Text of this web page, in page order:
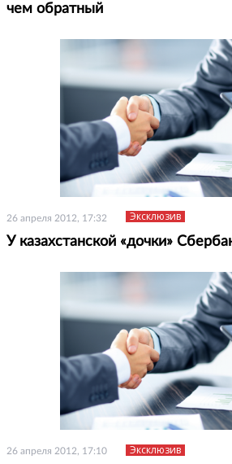
чем обратный
26 апреля 2012, 17:32 Эксклюзив
У казахстанской «дочки»
26 апреля 2012, 17:10 Эксклюзив